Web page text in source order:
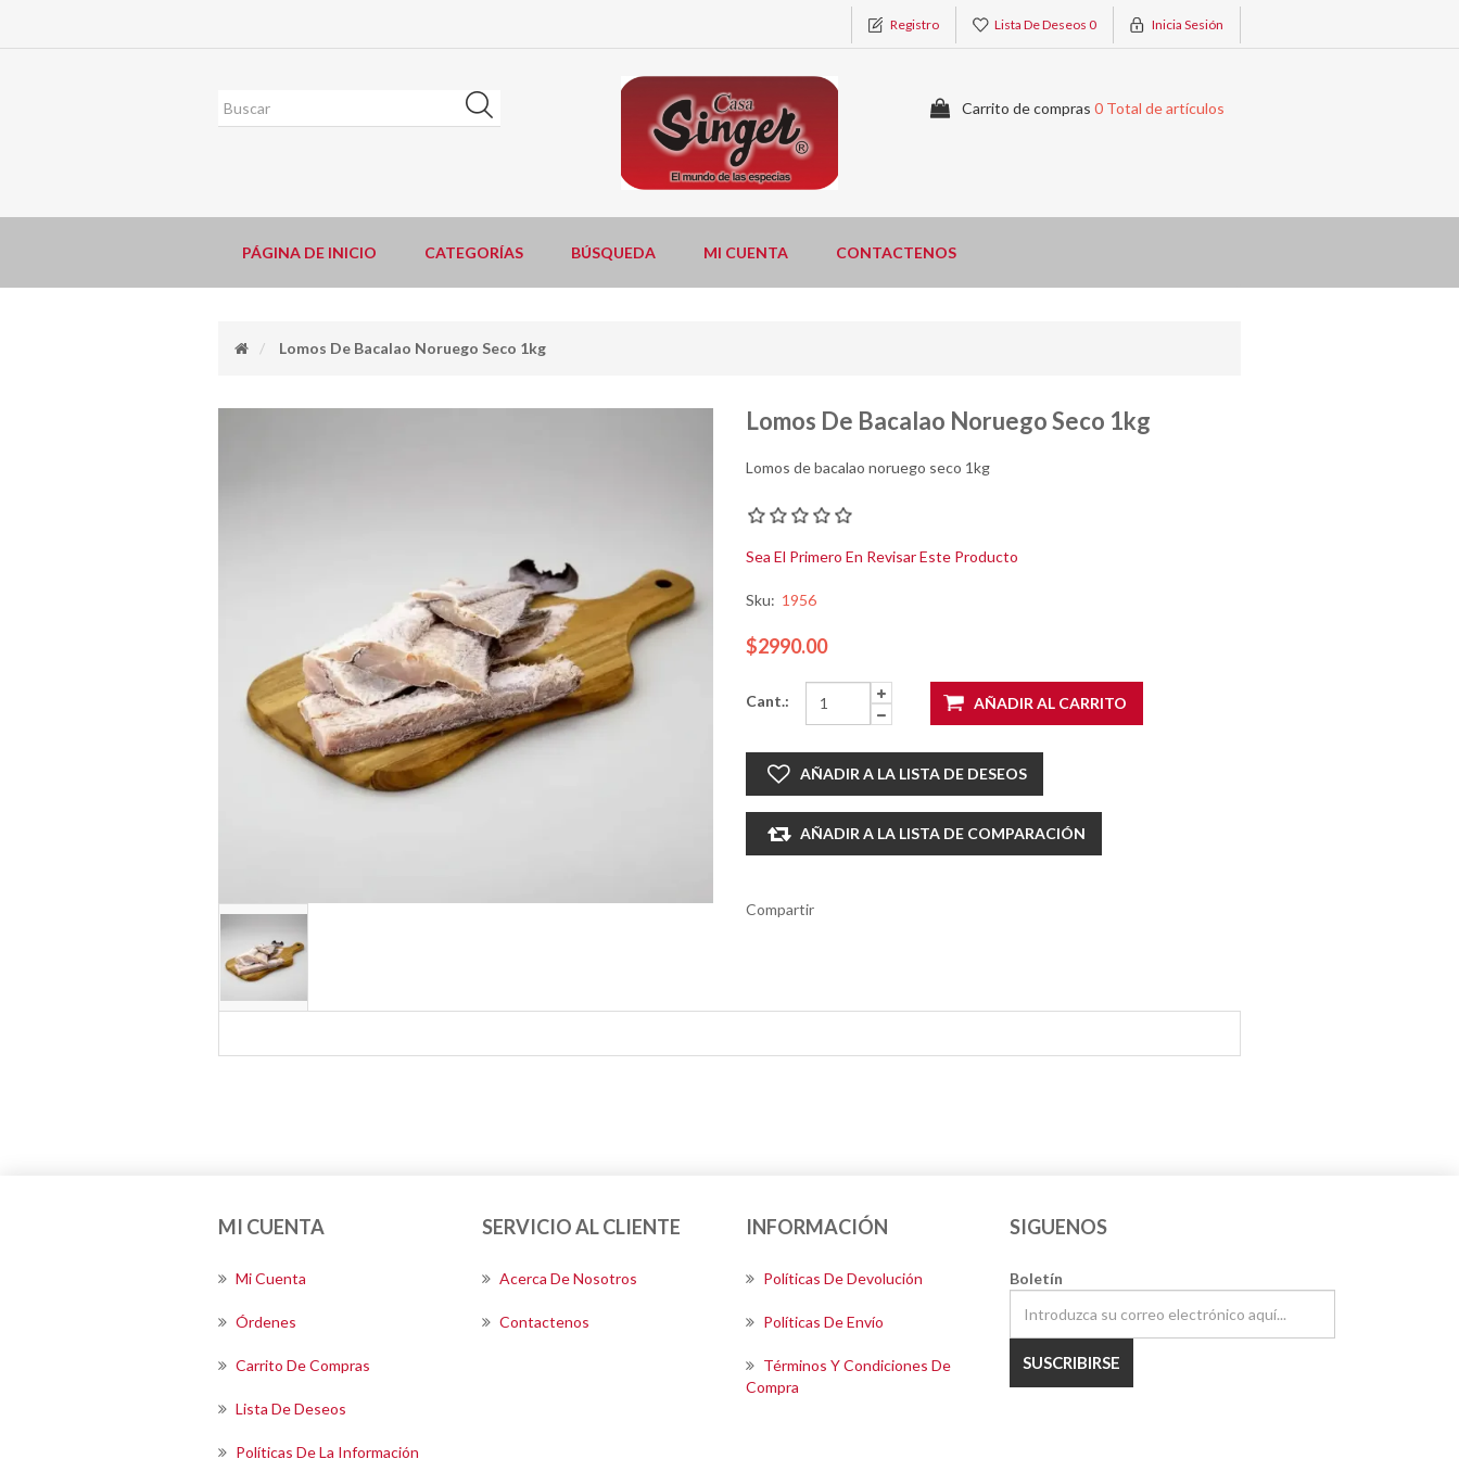
Registro Lista De Deseos 0 Inicia Sesión
Carrito de compras 0 Total de artículos
PÁGINA DE INICIO CATEGORÍAS BÚSQUEDA MI CUENTA CONTACTENOS
Lomos De Bacalao Noruego Seco 1kg
Lomos De Bacalao Noruego Seco 1kg
Lomos de bacalao noruego seco 1kg
Sea El Primero En Revisar Este Producto
Sku: 1956
$2990.00
Cant.: AÑADIR AL CARRITO
AÑADIR A LA LISTA DE DESEOS
AÑADIR A LA LISTA DE COMPARACIÓN
Compartir
MI CUENTA
Mi Cuenta
Órdenes
Carrito De Compras
Lista De Deseos
Políticas De La Información
SERVICIO AL CLIENTE
Acerca De Nosotros
Contactenos
INFORMACIÓN
Políticas De Devolución
Políticas De Envío
Términos Y Condiciones De
Compra
SIGUENOS
Boletín
SUSCRIBIRSE